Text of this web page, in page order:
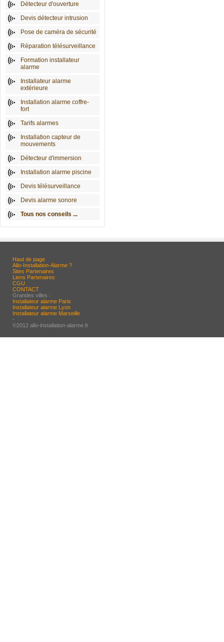
Détecteur d'ouverture
Devis détecteur intrusion
Pose de caméra de sécurité
Réparation télésurveillance
Formation installateur
alarme
Installateur alarme
extérieure
Installation alarme coffre-
fort
Tarifs alarmes
Installation capteur de
mouvements
Détecteur d'immersion
Installation alarme piscine
Devis télésurveillance
Devis alarme sonore
Tous nos conseils ...
Haut de page
Allo-Installation-Alarme ?
Sites Partenaires
Liens Partenaires
CGU
CONTACT
Grandes villes :
Installateur alarme Paris
Installateur alarme Lyon
Installateur alarme Marseille
-
©2012 allo-installation-alarme.fr